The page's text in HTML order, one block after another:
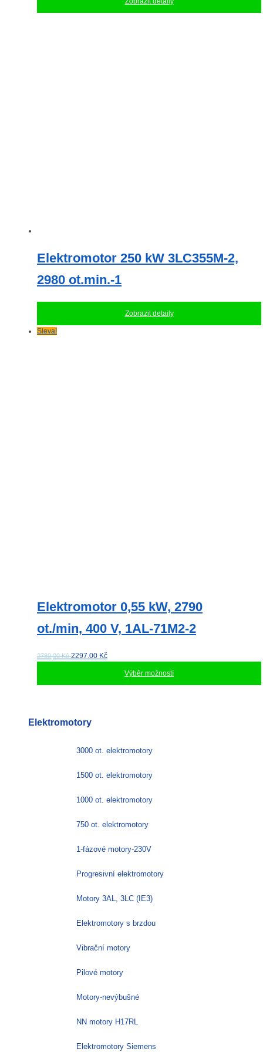
Elektromotor 250 kW 3LC355M-2,
2980 ot.min.-1
Zobrazit detaily
Sleva!
Elektromotor 0,55 kW, 2790
ot./min, 400 V, 1AL-71M2-2
2789,00 Kč2297.00 Kč
Výběr možností
více
Elektromotory
3000 ot. elektromotory
1500 ot. elektromotory
1000 ot. elektromotory
750 ot. elektromotory
1-fázové motory-230V
Progresivní elektromotory
Motory 3AL, 3LC (IE3)
Elektromotory s brzdou
Vibrační motory
Pilové motory
Motory-nevýbušné
NN motory H17RL
Elektromotory Siemens